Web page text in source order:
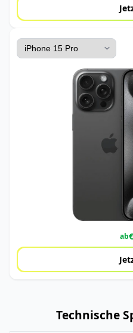
ab€
Technische